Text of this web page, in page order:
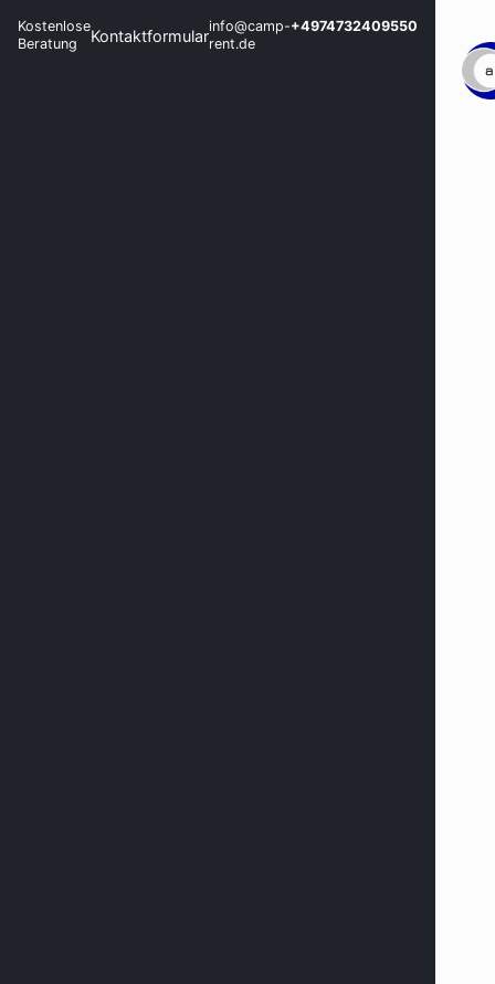
Kostenlose
Beratung
Kontaktformularinfo@camp-
rent.de
+4974732409550